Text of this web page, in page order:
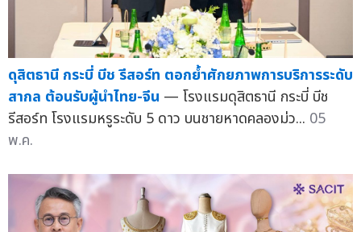
ดุสิตธานี กระบี่ บีช รีสอร์ท ตอกย้ำศักยภาพการบริการระดับ
สากล ต้อนรับผู้นำไทย-จีน — โรงแรมดุสิตธานี กระบี่ บีช
รีสอร์ท โรงแรมหรูระดับ 5 ดาว บนชายหาดคลองม่ว... 05
พ.ค.